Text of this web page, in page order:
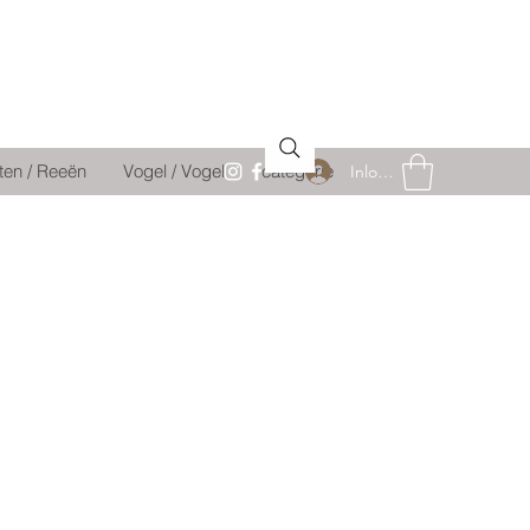
/ Reeën Vogel / Vogel catégorie Inloggen